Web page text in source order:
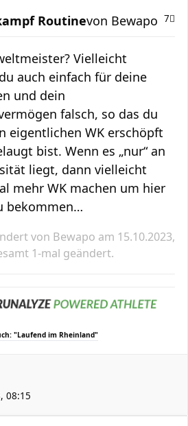
Routine 7
von Bewapo
Vielleicht
auch einfach für deine
und dein
falsch, so das du
eigentlichen WK erschöpft
bist. Wenn es „nur“ an
liegt, dann vielleicht
mehr WK machen um hier
bekommen…
von Bewapo am 15.10.2023,
1-mal geändert.
"Laufend im Rheinland"
08:15